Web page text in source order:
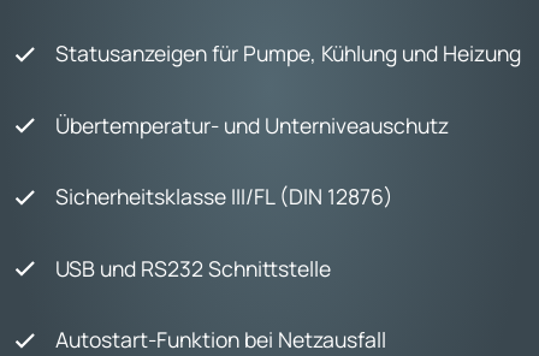
Statusanzeigen für Pumpe, Kühlung und Heizung
Übertemperatur- und Unterniveauschutz
Sicherheitsklasse III/FL (DIN 12876)
USB und RS232 Schnittstelle
Autostart-Funktion bei Netzausfall